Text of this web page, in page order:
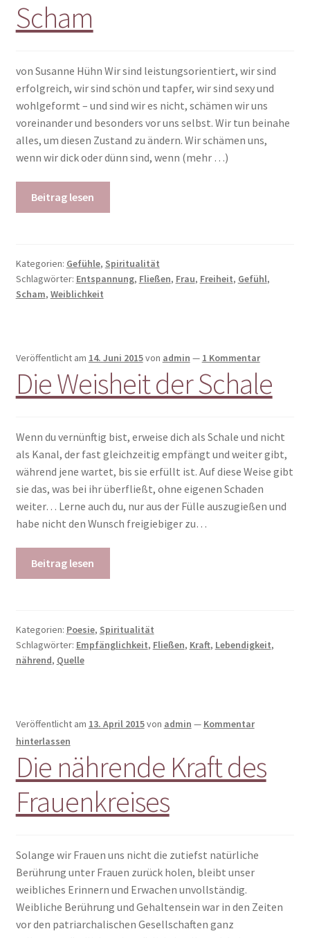
Scham
von Susanne Hühn Wir sind leistungsorientiert, wir sind
erfolgreich, wir sind schön und tapfer, wir sind sexy und
wohlgeformt – und sind wir es nicht, schämen wir uns
voreinander und besonders vor uns selbst. Wir tun beinahe
alles, um diesen Zustand zu ändern. Wir schämen uns,
wenn wir dick oder dünn sind, wenn (mehr …)
Beitrag lesen
Kategorien: Gefühle, Spiritualität
Schlagwörter: Entspannung, Fließen, Frau, Freiheit, Gefühl,
Scham, Weiblichkeit
Veröffentlicht am 14. Juni 2015von admin — 1 Kommentar
Die Weisheit der Schale
Wenn du vernünftig bist, erweise dich als Schale und nicht
als Kanal, der fast gleichzeitig empfängt und weiter gibt,
während jene wartet, bis sie erfüllt ist. Auf diese Weise gibt
sie das, was bei ihr überfließt, ohne eigenen Schaden
weiter… Lerne auch du, nur aus der Fülle auszugießen und
habe nicht den Wunsch freigiebiger zu…
Beitrag lesen
Kategorien: Poesie, Spiritualität
Schlagwörter: Empfänglichkeit, Fließen, Kraft, Lebendigkeit,
nährend, Quelle
Veröffentlicht am 13. April 2015von admin — Kommentar
hinterlassen
Die nährende Kraft des
Frauenkreises
Solange wir Frauen uns nicht die zutiefst natürliche
Berührung unter Frauen zurück holen, bleibt unser
weibliches Erinnern und Erwachen unvollständig.
Weibliche Berührung und Gehaltensein war in den Zeiten
vor den patriarchalischen Gesellschaften ganz